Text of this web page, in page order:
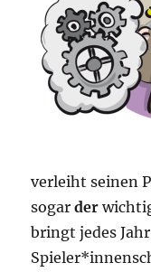
verleiht seinen
sogarder
bringt jedes